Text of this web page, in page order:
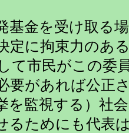
基金を受け取る
定に拘束力のあ
て市民がこの委
要があれば公正
を監視する）社
るためにも代表